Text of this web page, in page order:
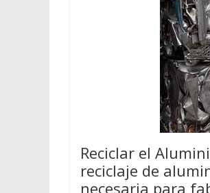
Reciclar el
reciclaje de
necesaria para